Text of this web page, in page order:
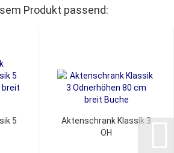
Produkt passend:
5
Aktenschrank Klassik 3
OH